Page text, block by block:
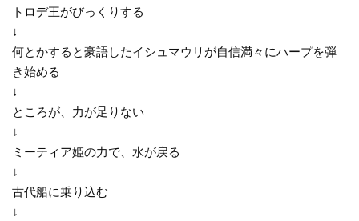
トロデ王がびっくりする
↓
何とかすると豪語したイシュマウリが自信満々にハープを弾
き始める
↓
ところが、力が足りない
↓
ミーティア姫の力で、水が戻る
↓
古代船に乗り込む
↓